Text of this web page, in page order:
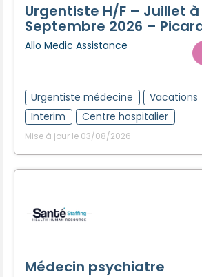
Urgentiste H/F – Juillet à
Septembre 2026 –
Allo Medic Assistance
Urgentiste médecine Vacations
Interim
Centre hospitalier
Mise à jour le 03/08/2026
Médecin psychiatre